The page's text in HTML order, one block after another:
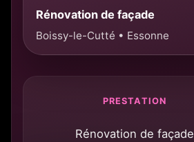
Rénovation de façade
Boissy-le-Cutté • Essonne
PRESTATION
Rénovation de façade